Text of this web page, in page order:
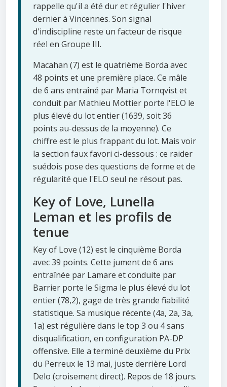
rappelle qu'il a été dur et régulier l'hiver
dernier à Vincennes. Son signal
d'indiscipline reste un facteur de risque
réel en Groupe III.
Macahan (7) est le quatrième Borda avec
48 points et une première place. Ce mâle
de 6 ans entraîné par Maria Tornqvist et
conduit par Mathieu Mottier porte l'ELO le
plus élevé du lot entier (1639, soit 36
points au-dessus de la moyenne). Ce
chiffre est le plus frappant du lot. Mais voir
la section faux favori ci-dessous : ce raider
suédois pose des questions de forme et de
régularité que l'ELO seul ne résout pas.
Key of Love, Lunella
Leman et les profils de
tenue
Key of Love (12) est le cinquième Borda
avec 39 points. Cette jument de 6 ans
entraînée par Lamare et conduite par
Barrier porte le Sigma le plus élevé du lot
entier (78,2), gage de très grande fiabilité
statistique. Sa musique récente (4a, 2a, 3a,
1a) est régulière dans le top 3 ou 4 sans
disqualification, en configuration PA-DP
offensive. Elle a terminé deuxième du Prix
du Perreux le 13 mai, juste derrière Lord
Delo (croisement direct). Repos de 18 jours.